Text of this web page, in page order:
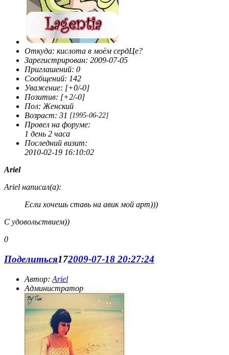
Откуда: кислота в моём сердЦе?
Зарегистрирован: 2009-07-05
Приглашений: 0
Сообщений: 142
Уважение: [+0/-0]
Позитив: [+2/-0]
Пол: Женский
Возраст: 31 [1995-06-22]
Провел на форуме:
1 день 2 часа
Последний визит:
2010-02-19 16:10:02
Ariel
Ariel написал(а):
Если хочешь ставь на авик мой арт)))
С удовольствием))
0
Поделиться172009-07-18 20:27:24
Автор: Ariel
Администратор